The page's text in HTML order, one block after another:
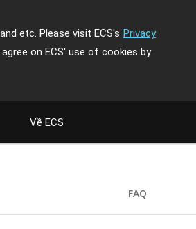
etc. Please visit ECS's Privacy
on ECS' use of cookies by
Về ECS
FAQ